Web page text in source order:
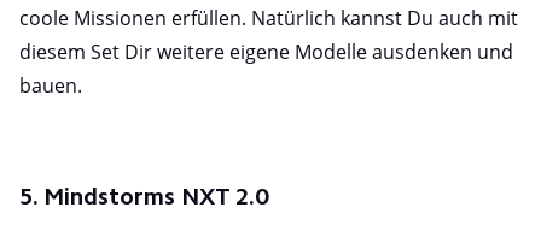
coole Missionen erfüllen. Natürlich kannst Du auch mit
diesem Set Dir weitere eigene Modelle ausdenken und
bauen.
5. Mindstorms NXT 2.0